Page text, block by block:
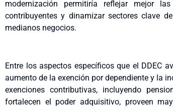
modernización permitiría reflejar mejor
contribuyentes y dinamizar sectores clave
medianos negocios.
Entre los aspectos específicos que el DDEC
aumento de la exención por dependiente y la
exenciones contributivas, incluyendo
fortalecen el poder adquisitivo, proveen